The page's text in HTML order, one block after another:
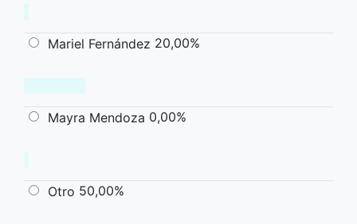
Mariel Fernández 20,00%
Mayra Mendoza 0,00%
Otro 50,00%